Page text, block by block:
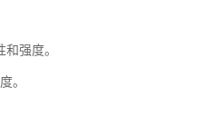
强度。
。